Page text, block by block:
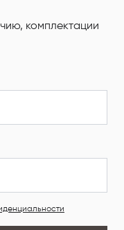
комплектации